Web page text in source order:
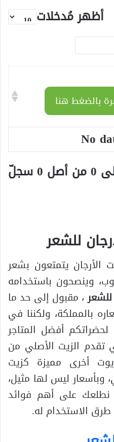
أظهر مُدخلات
بالضغط هنا
No
للشعر
الأرجان يتمتعون بشعر
وينصحون باستخدامه
، مقبول إلى حد ما
بالمملكة، ولكننا في
أفضل المتاجر
تقدم الزيت الأصلي من
أخرى مميزة كزيت
وبأسعار ليس لها مثيل،
على أهم فوائد
الاستخدام له.